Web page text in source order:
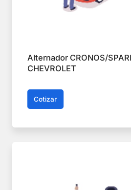
Alternador CRONOS/
CHEVROLET
Cotizar